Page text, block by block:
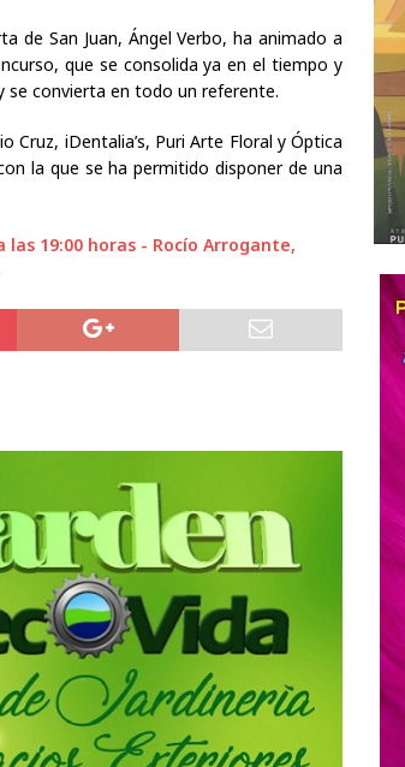
de San Juan, Ángel Verbo, ha animado a
que se consolida ya en el tiempo y
convierta en todo un referente.
Cruz, iDentalia’s, Puri Arte Floral y Óptica
la que se ha permitido disponer de una